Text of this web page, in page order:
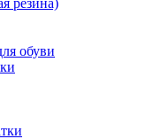
резина)
обуви